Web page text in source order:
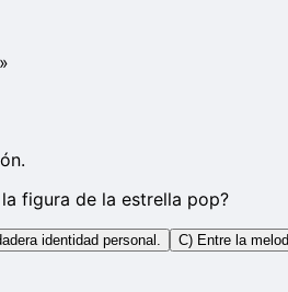
»
figura de la estrella pop?
identidad personal.
C) Entre la